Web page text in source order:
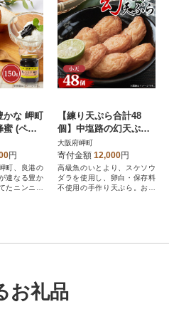
かな 岬町
円
町、良港の
連なる豊か
たニンニク
【練り天ぷら合計48
個】中塩路の幻天ぷ
ら 小天8個入り×6パ
ック
大阪府岬町
寄付金額 12,000円
高級魚のいとより、スケソウ
ダラを使用し、卵白・保存料
不使用の手作り天ぷら。お土
お礼品